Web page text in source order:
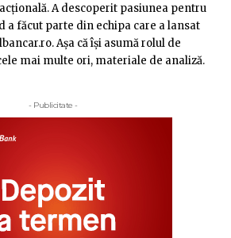
A descoperit pasiunea pentru
a făcut parte din echipa care a lansat
Așa că îşi asumă rolul de
mai multe ori, materiale de analiză.
- Publicitate -